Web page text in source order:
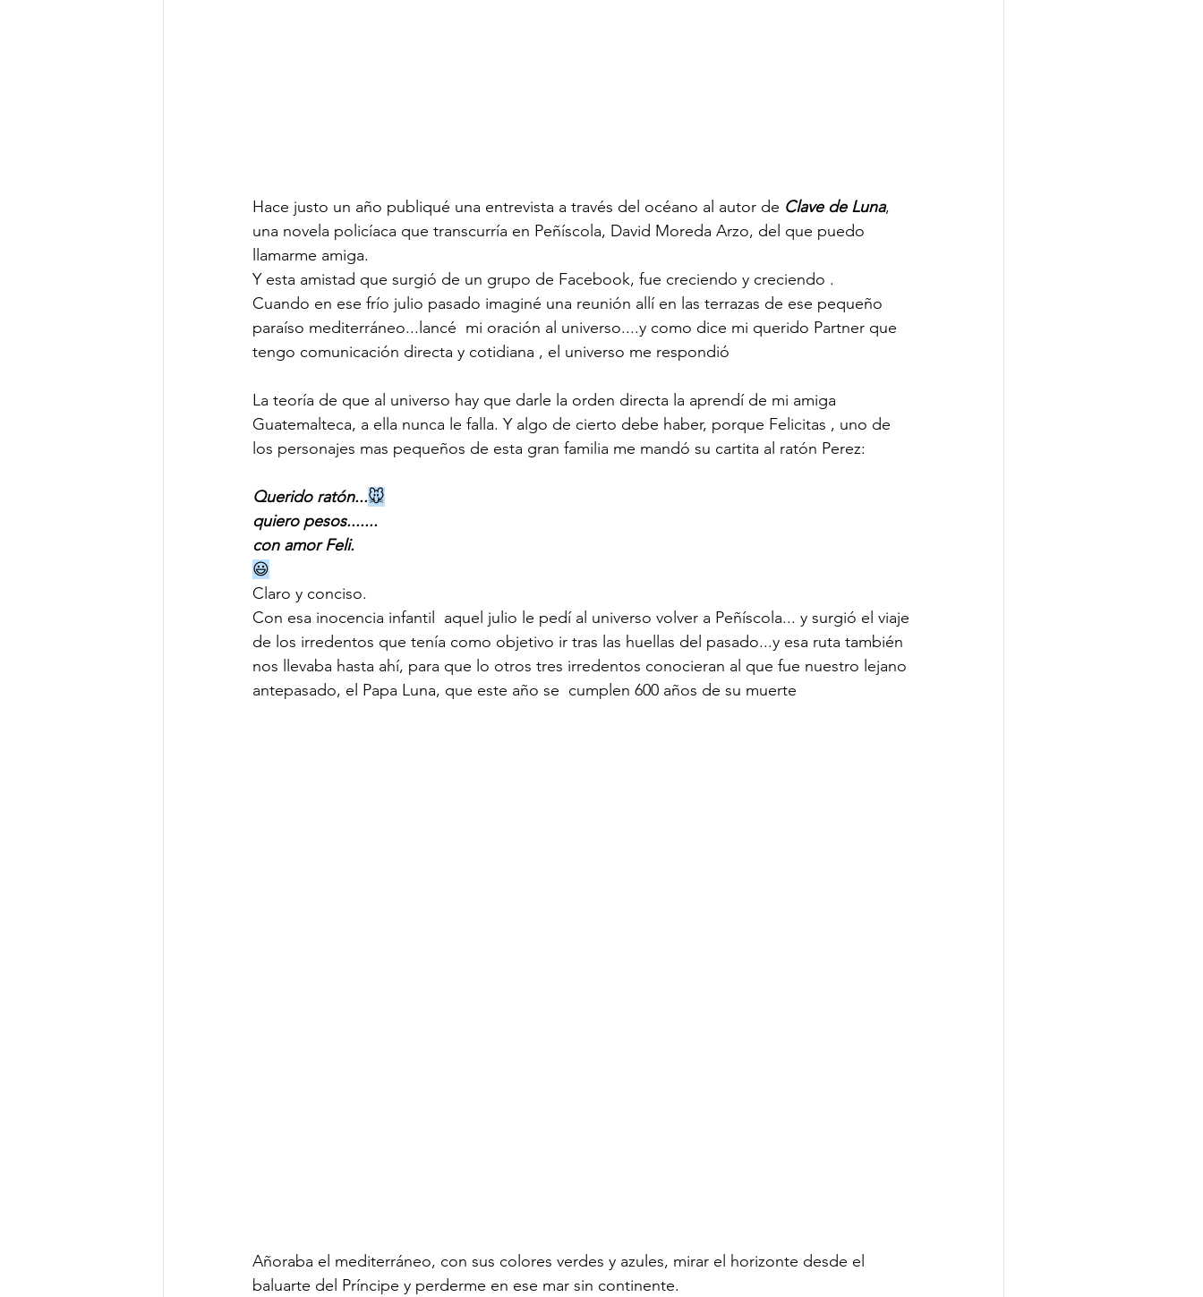
Hace justo un año publiqué una entrevista a través del océano al autor de Clave de Luna,
una novela policíaca que transcurría en Peñíscola, David Moreda Arzo, del que puedo
llamarme amiga.
Y esta amistad que surgió de un grupo de Facebook, fue creciendo y creciendo .
Cuando en ese frío julio pasado imaginé una reunión allí en las terrazas de ese pequeño
paraíso mediterráneo...lancé  mi oración al universo....y como dice mi querido Partner que
tengo comunicación directa y cotidiana , el universo me respondió
La teoría de que al universo hay que darle la orden directa la aprendí de mi amiga
Guatemalteca, a ella nunca le falla. Y algo de cierto debe haber, porque Felicitas , uno de
los personajes mas pequeños de esta gran familia me mandó su cartita al ratón Perez:
Querido ratón...🐭
quiero pesos.......
con amor Feli.
😃
Claro y conciso.
Con esa inocencia infantil  aquel julio le pedí al universo volver a Peñíscola... y surgió el viaje
de los irredentos que tenía como objetivo ir tras las huellas del pasado...y esa ruta también
nos llevaba hasta ahí, para que lo otros tres irredentos conocieran al que fue nuestro lejano
antepasado, el Papa Luna, que este año se  cumplen 600 años de su muerte
Añoraba el mediterráneo, con sus colores verdes y azules, mirar el horizonte desde el
baluarte del Príncipe y perderme en ese mar sin continente.